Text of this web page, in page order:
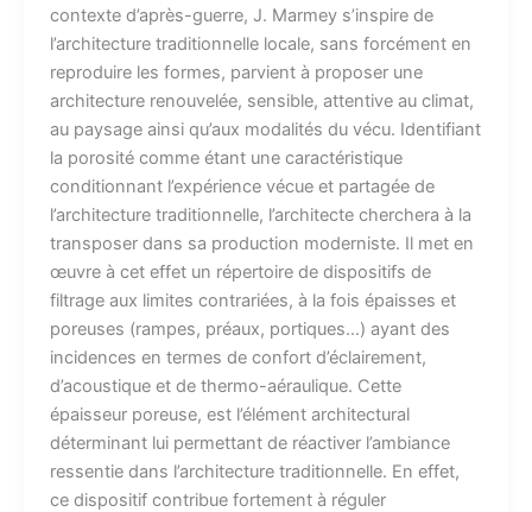
contexte d’après-guerre, J. Marmey s’inspire de
l’architecture traditionnelle locale, sans forcément en
reproduire les formes, parvient à proposer une
architecture renouvelée, sensible, attentive au climat,
au paysage ainsi qu’aux modalités du vécu. Identifiant
la porosité comme étant une caractéristique
conditionnant l’expérience vécue et partagée de
l’architecture traditionnelle, l’architecte cherchera à la
transposer dans sa production moderniste. Il met en
œuvre à cet effet un répertoire de dispositifs de
filtrage aux limites contrariées, à la fois épaisses et
poreuses (rampes, préaux, portiques…) ayant des
incidences en termes de confort d’éclairement,
d’acoustique et de thermo-aéraulique. Cette
épaisseur poreuse, est l’élément architectural
déterminant lui permettant de réactiver l’ambiance
ressentie dans l’architecture traditionnelle. En effet,
ce dispositif contribue fortement à réguler